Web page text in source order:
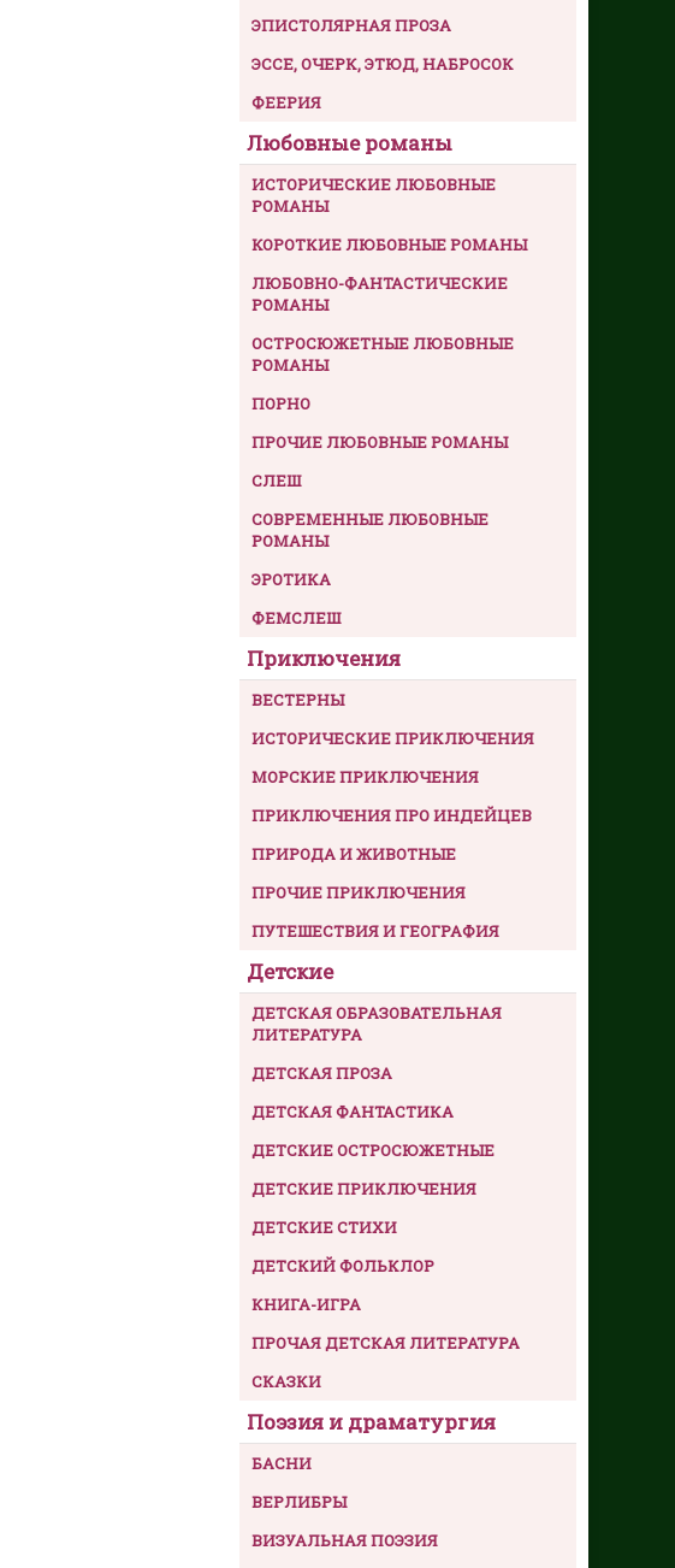
ЭПИСТОЛЯРНАЯ ПРОЗА
ЭССЕ, ОЧЕРК, ЭТЮД, НАБРОСОК
ФЕЕРИЯ
Любовные романы
ИСТОРИЧЕСКИЕ ЛЮБОВНЫЕ
РОМАНЫ
КОРОТКИЕ ЛЮБОВНЫЕ РОМАНЫ
ЛЮБОВНО-ФАНТАСТИЧЕСКИЕ
РОМАНЫ
ОСТРОСЮЖЕТНЫЕ ЛЮБОВНЫЕ
РОМАНЫ
ПОРНО
ПРОЧИЕ ЛЮБОВНЫЕ РОМАНЫ
СЛЕШ
СОВРЕМЕННЫЕ ЛЮБОВНЫЕ
РОМАНЫ
ЭРОТИКА
ФЕМСЛЕШ
Приключения
ВЕСТЕРНЫ
ИСТОРИЧЕСКИЕ ПРИКЛЮЧЕНИЯ
МОРСКИЕ ПРИКЛЮЧЕНИЯ
ПРИКЛЮЧЕНИЯ ПРО ИНДЕЙЦЕВ
ПРИРОДА И ЖИВОТНЫЕ
ПРОЧИЕ ПРИКЛЮЧЕНИЯ
ПУТЕШЕСТВИЯ И ГЕОГРАФИЯ
Детские
ДЕТСКАЯ ОБРАЗОВАТЕЛЬНАЯ
ЛИТЕРАТУРА
ДЕТСКАЯ ПРОЗА
ДЕТСКАЯ ФАНТАСТИКА
ДЕТСКИЕ ОСТРОСЮЖЕТНЫЕ
ДЕТСКИЕ ПРИКЛЮЧЕНИЯ
ДЕТСКИЕ СТИХИ
ДЕТСКИЙ ФОЛЬКЛОР
КНИГА-ИГРА
ПРОЧАЯ ДЕТСКАЯ ЛИТЕРАТУРА
СКАЗКИ
Поэзия и драматургия
БАСНИ
ВЕРЛИБРЫ
ВИЗУАЛЬНАЯ ПОЭЗИЯ